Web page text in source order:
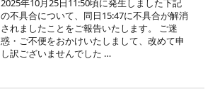
2025年10月25日11:50頃に発生しました下記
の不具合について、同日15:47に不具合が解消
されましたことをご報告いたします。 ご迷
惑・ご不便をおかけいたしまして、改めて申
し訳ございませんでした …